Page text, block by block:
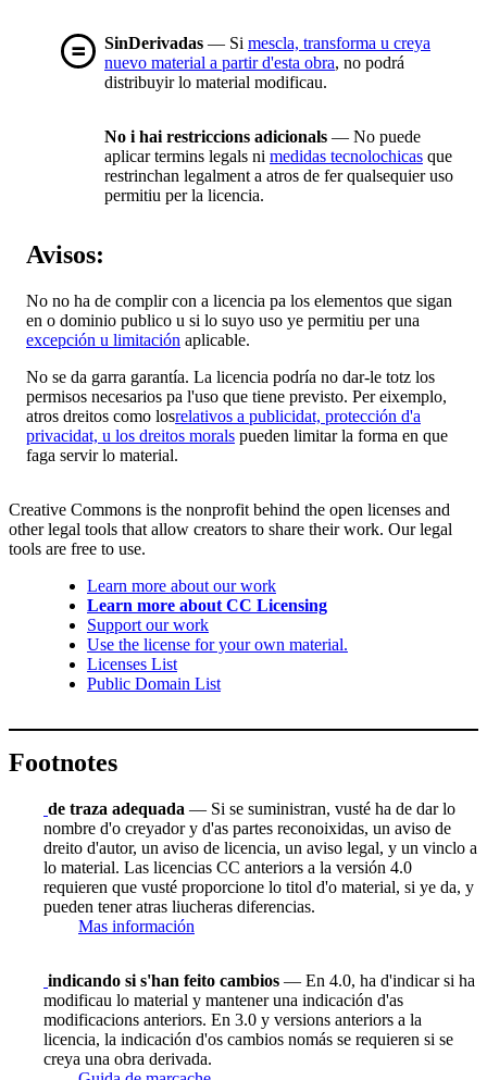
SinDerivadas — Si mescla, transforma u creya
nuevo material a partir d'esta obra, no podrá
distribuyir lo material modificau.
No i hai restriccions adicionals — No puede
aplicar termins legals ni medidas tecnolochicas que
restrinchan legalment a atros de fer qualsequier uso
permitiu per la licencia.
Avisos:
No no ha de complir con a licencia pa los elementos que sigan
en o dominio publico u si lo suyo uso ye permitiu per una
excepción u limitación aplicable.
No se da garra garantía. La licencia podría no dar-le totz los
permisos necesarios pa l'uso que tiene previsto. Per eixemplo,
atros dreitos como losrelativos a publicidat, protección d'a
privacidat, u los dreitos morals pueden limitar la forma en que
faga servir lo material.
Creative Commons is the nonprofit behind the open licenses and
other legal tools that allow creators to share their work. Our legal
tools are free to use.
Learn more about our work
Learn more about CC Licensing
Support our work
Use the license for your own material.
Licenses List
Public Domain List
Footnotes
de traza adequada — Si se suministran, vusté ha de dar lo
nombre d'o creyador y d'as partes reconoixidas, un aviso de
dreito d'autor, un aviso de licencia, un aviso legal, y un vinclo a
lo material. Las licencias CC anteriors a la versión 4.0
requieren que vusté proporcione lo titol d'o material, si ye da, y
pueden tener atras liucheras diferencias.
Mas información
indicando si s'han feito cambios — En 4.0, ha d'indicar si ha
modificau lo material y mantener una indicación d'as
modificacions anteriors. En 3.0 y versions anteriors a la
licencia, la indicación d'os cambios nomás se requieren si se
creya una obra derivada.